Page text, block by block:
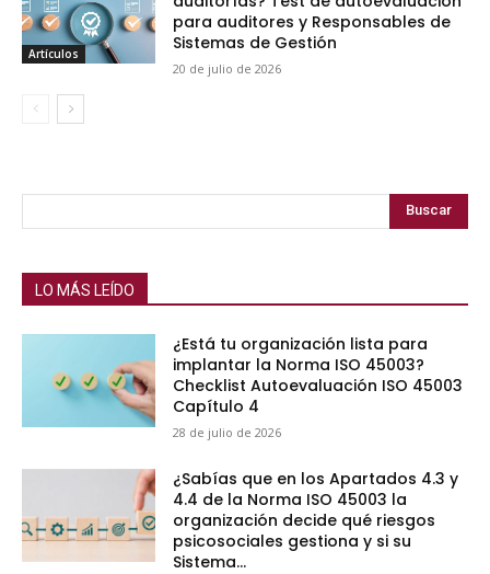
Artículos
para auditores y Responsables de
Sistemas de Gestión
20 de julio de 2026
Buscar
LO MÁS LEÍDO
¿Está tu organización lista para
implantar la Norma ISO 45003?
Checklist Autoevaluación ISO 45003
Capítulo 4
28 de julio de 2026
¿Sabías que en los Apartados 4.3 y
4.4 de la Norma ISO 45003 la
organización decide qué riesgos
psicosociales gestiona y si su
Sistema...